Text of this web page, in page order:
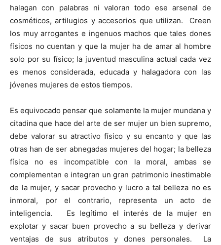
halagan con palabras ni valoran todo ese arsenal de
cosméticos, artilugios y accesorios que utilizan. Creen
los muy arrogantes e ingenuos machos que tales dones
físicos no cuentan y que la mujer ha de amar al hombre
solo por su físico; la juventud masculina actual cada vez
es menos considerada, educada y halagadora con las
jóvenes mujeres de estos tiempos.
Es equivocado pensar que solamente la mujer mundana y
citadina que hace del arte de ser mujer un bien supremo,
debe valorar su atractivo físico y su encanto y que las
otras han de ser abnegadas mujeres del hogar; la belleza
física no es incompatible con la moral, ambas se
complementan e integran un gran patrimonio inestimable
de la mujer, y sacar provecho y lucro a tal belleza no es
inmoral, por el contrario, representa un acto de
inteligencia. Es legítimo el interés de la mujer en
explotar y sacar buen provecho a su belleza y derivar
ventajas de sus atributos y dones personales. La